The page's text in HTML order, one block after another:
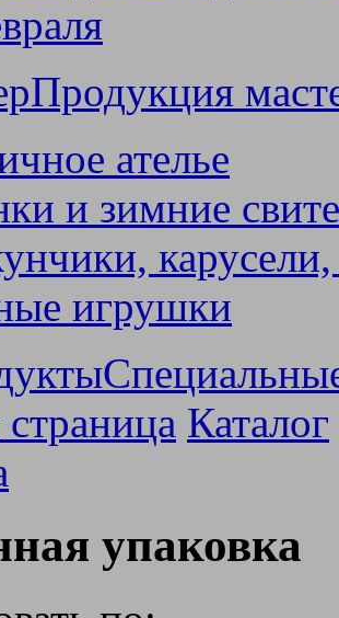
Продукция
ателье
и зимние
карусели,
игрушки
Каталог
упаковка